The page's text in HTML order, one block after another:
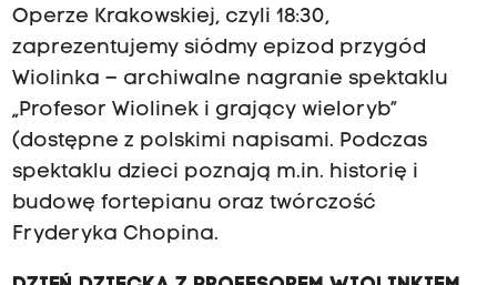
Operze Krakowskiej, czyli 18:30,
zaprezentujemy siódmy epizod przygód
Wiolinka – archiwalne nagranie spektaklu
„Profesor Wiolinek i grający wieloryb”
(dostępne z polskimi napisami. Podczas
spektaklu dzieci poznają m.in. historię i
budowę fortepianu oraz twórczość
Fryderyka Chopina.